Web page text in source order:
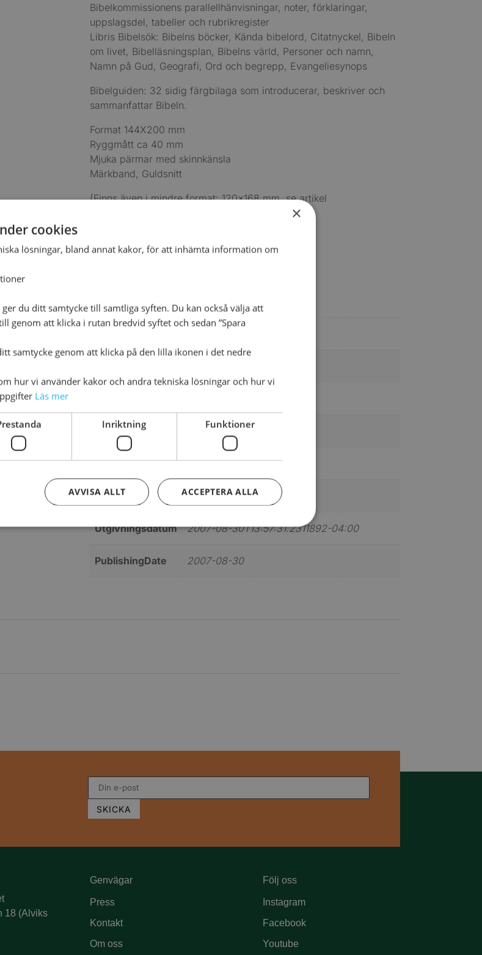
Bibelkommissionens parallellhänvisningar, noter, förklaringar,
uppslagsdel, tabeller och rubrikregister
Libris Bibelsök: Bibelns böcker, Kända bibelord, Citatnyckel, Bibeln
om livet, Bibelläsningsplan, Bibelns värld, Personer och namn,
Namn på Gud, Geografi, Ord och begrepp, Evangeliesynops
Bibelguiden: 32 sidig färgbilaga som introducerar, beskriver och
sammanfattar Bibeln.
Format 144X200 mm
Ryggmått ca 40 mm
Mjuka pärmar med skinnkänsla
Märkband, Guldsnitt
(Finns även i mindre format: 120×168 mm, se artikel
325kr
ISBN 9789171955760
Vikt 910
Bindning Inbunden
Utgivningsdatum 2007-08-30T13:57:31.2311892-04:00
PublishingDate 2007-08-30
18 (Alviks
Genvägar
Press
Kontakt
Om oss
Följ oss
Instagram
Facebook
Youtube
×
cookies
lösningar, bland annat kakor, för att inhämta information om
ger du ditt samtycke till samtliga syften. Du kan också välja att
genom att klicka i rutan bredvid syftet och sedan ”Spara
samtycke genom att klicka på den lilla ikonen i det nedre
hur vi använder kakor och andra tekniska lösningar och hur vi
Läs mer
Inriktning Funktioner
ACCEPTERA ALLA
AVVISA ALLT